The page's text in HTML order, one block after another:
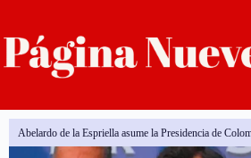
Brote de